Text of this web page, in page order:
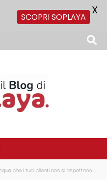
che i tuoi clienti non si aspettano
SCOPRI SOPLAYA X